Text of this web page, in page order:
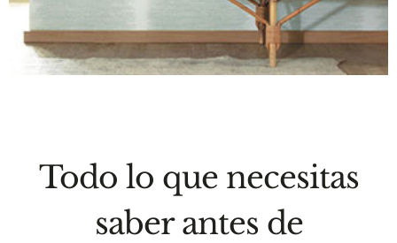
Todo lo que necesitas
saber antes de